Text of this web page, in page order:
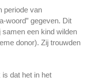
periode van
woord” gegeven. Dit
een kind wilden
donor). Zij trouwden
dat het in het